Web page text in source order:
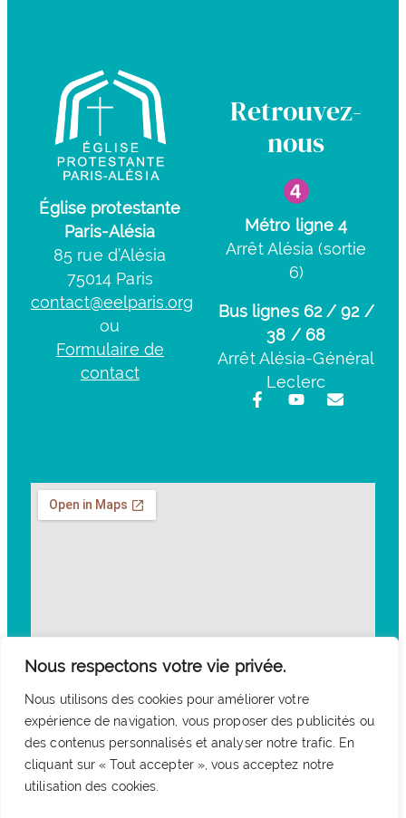
Nous respectons votre vie privée.
Nous utilisons des cookies pour améliorer votre
expérience de navigation, vous proposer des publicités ou
des contenus personnalisés et analyser notre trafic. En
cliquant sur « Tout accepter », vous acceptez notre
utilisation des cookies.
Église protestante
Paris-Alésia
85 rue d’Alésia
75014 Paris
contact@eelparis.org
ou
Formulaire de
contact
Retrouvez-
nous
Métro ligne 4
Arrêt Alésia (sortie
6)
Bus lignes 62 / 92 /
38 / 68
Arrêt Alésia-Général
Leclerc